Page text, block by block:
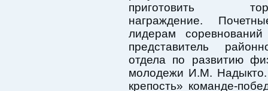
приготовить
награждение.
лидерам
представитель
отдела по развитию
молодежи И.М. Надыкто.
крепость» команде-